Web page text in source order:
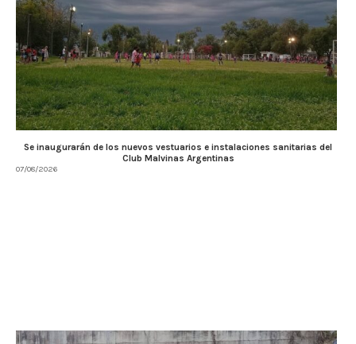
Se inaugurarán de los nuevos vestuarios e instalaciones sanitarias del
Club Malvinas Argentinas
07/08/2026